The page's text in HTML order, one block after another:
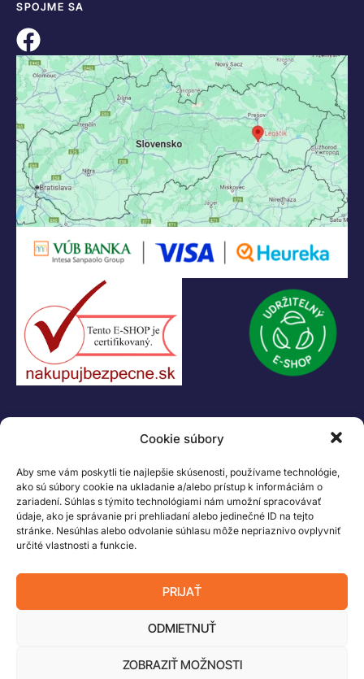
Cookie súbory
Aby sme vám poskytli tie najlepšie skúsenosti, používame technológie,
ako sú súbory cookie na ukladanie a/alebo prístup k informáciám o
zariadení. Súhlas s týmito technológiami nám umožní spracovávať
údaje, ako je správanie pri prehliadaní alebo jedinečné ID na tejto
stránke. Nesúhlas alebo odvolanie súhlasu môže nepriaznivo ovplyvniť
určité vlastnosti a funkcie.
PRIJAŤ
ODMIETNUŤ
ZOBRAZIŤ MOŽNOSTI
KONTAKT
+421 55 622 23 18
+421 907 919 608
legacik@legacik.sk
Legáčik s.r.o
Hrnčiarska 2/A
04001 Košice
Slovenská Republika
IČ DPH: SK2023978330
Logo LEGO, minifigures, DUPLO, LEGENDS OF CHIMA, NINJAGO, BIONICLE,
MINDSTORMS a MIXELS sú ochranné známky LEGO Group. ©2026 The
LEGO Group. Všetky práva vyhradené